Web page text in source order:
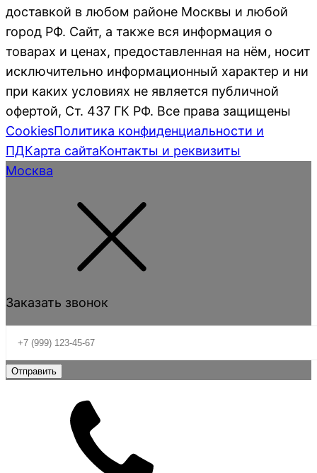
доставкой в любом районе Москвы и любой
город РФ. Сайт, а также вся информация о
товарах и ценах, предоставленная на нём, носит
исключительно информационный характер и ни
при каких условиях не является публичной
офертой, Ст. 437 ГК РФ. Все права защищены
CookiesПолитика конфиденциальности и
ПДКарта сайтаКонтакты и реквизиты
Москва
Заказать звонок